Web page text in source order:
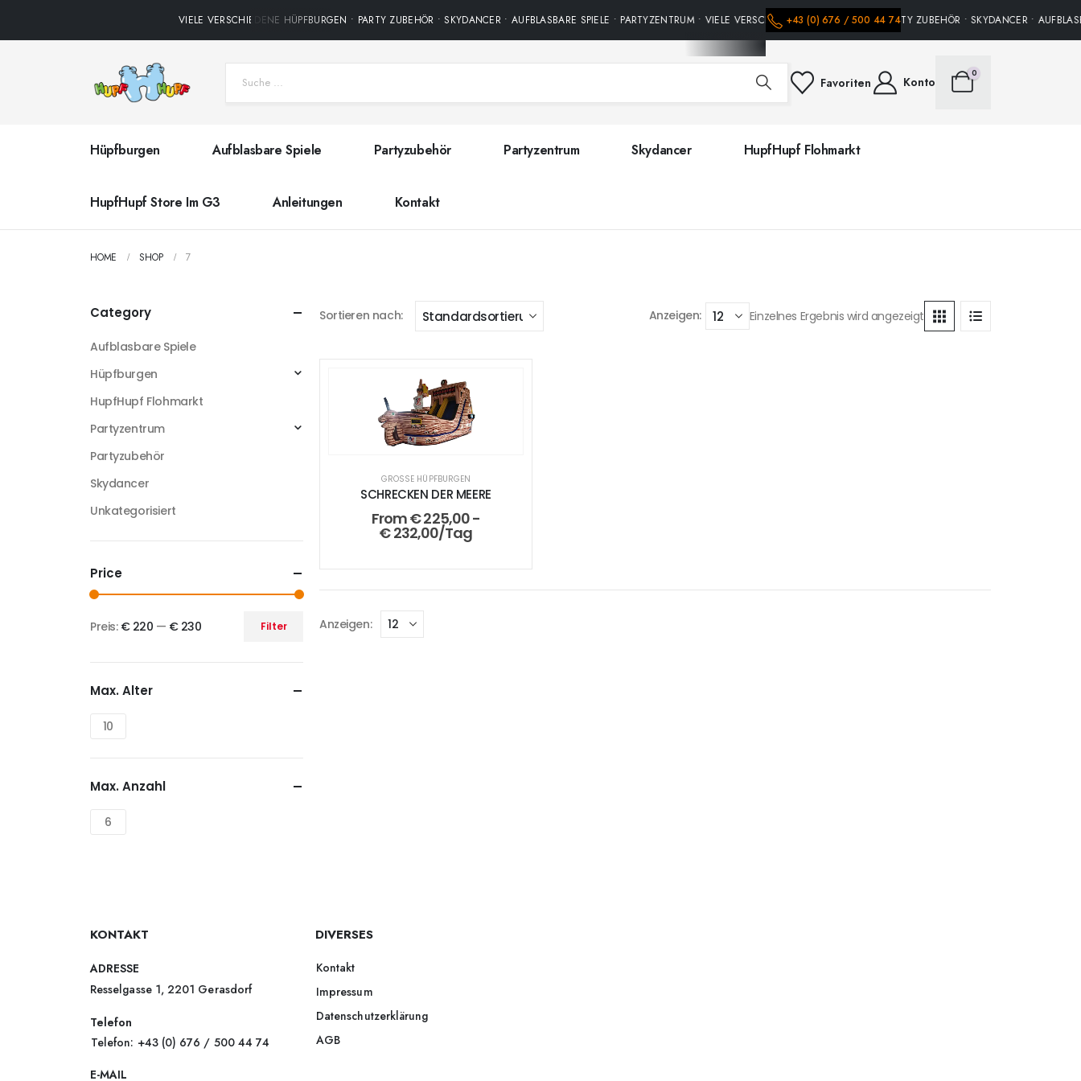
VIELE VERSCHIEDENE HÜPFBURGEN • PARTY ZUBEHÖR • SKYDANCER • AUFBLASBARE SPIELE • PARTYZENTRUM • VIELE VERSCHIEDENE HÜPFBURGEN • PARTY ZUBEHÖR • SKYDANCER •
+43 (0) 676 / 500 44 74
Favoriten Konto
0
Hüpfburgen Aufblasbare Spiele Partyzubehör Partyzentrum Skydancer HupfHupf Flohmarkt
HupfHupf Store Im G3 Anleitungen Kontakt
HOME SHOP 7
Sortieren nach: Anzeigen: Einzelnes Ergebnis wird angezeigt
GROSSE HÜPFBURGEN
SCHRECKEN DER MEERE
From€225,00-
€232,00/Tag
Anzeigen:
Category
Aufblasbare Spiele
Hüpfburgen
HupfHupf Flohmarkt
Partyzentrum
Partyzubehör
Skydancer
Unkategorisiert
Price
Filter
Preis: € 220 — € 230
Max. Alter
10
Max. Anzahl
6
KONTAKT
ADRESSE
Resselgasse 1, 2201 Gerasdorf
Telefon
Telefon: +43 (0) 676 / 500 44 74
E-MAIL
DIVERSES
Kontakt
Impressum
Datenschutzerklärung
AGB